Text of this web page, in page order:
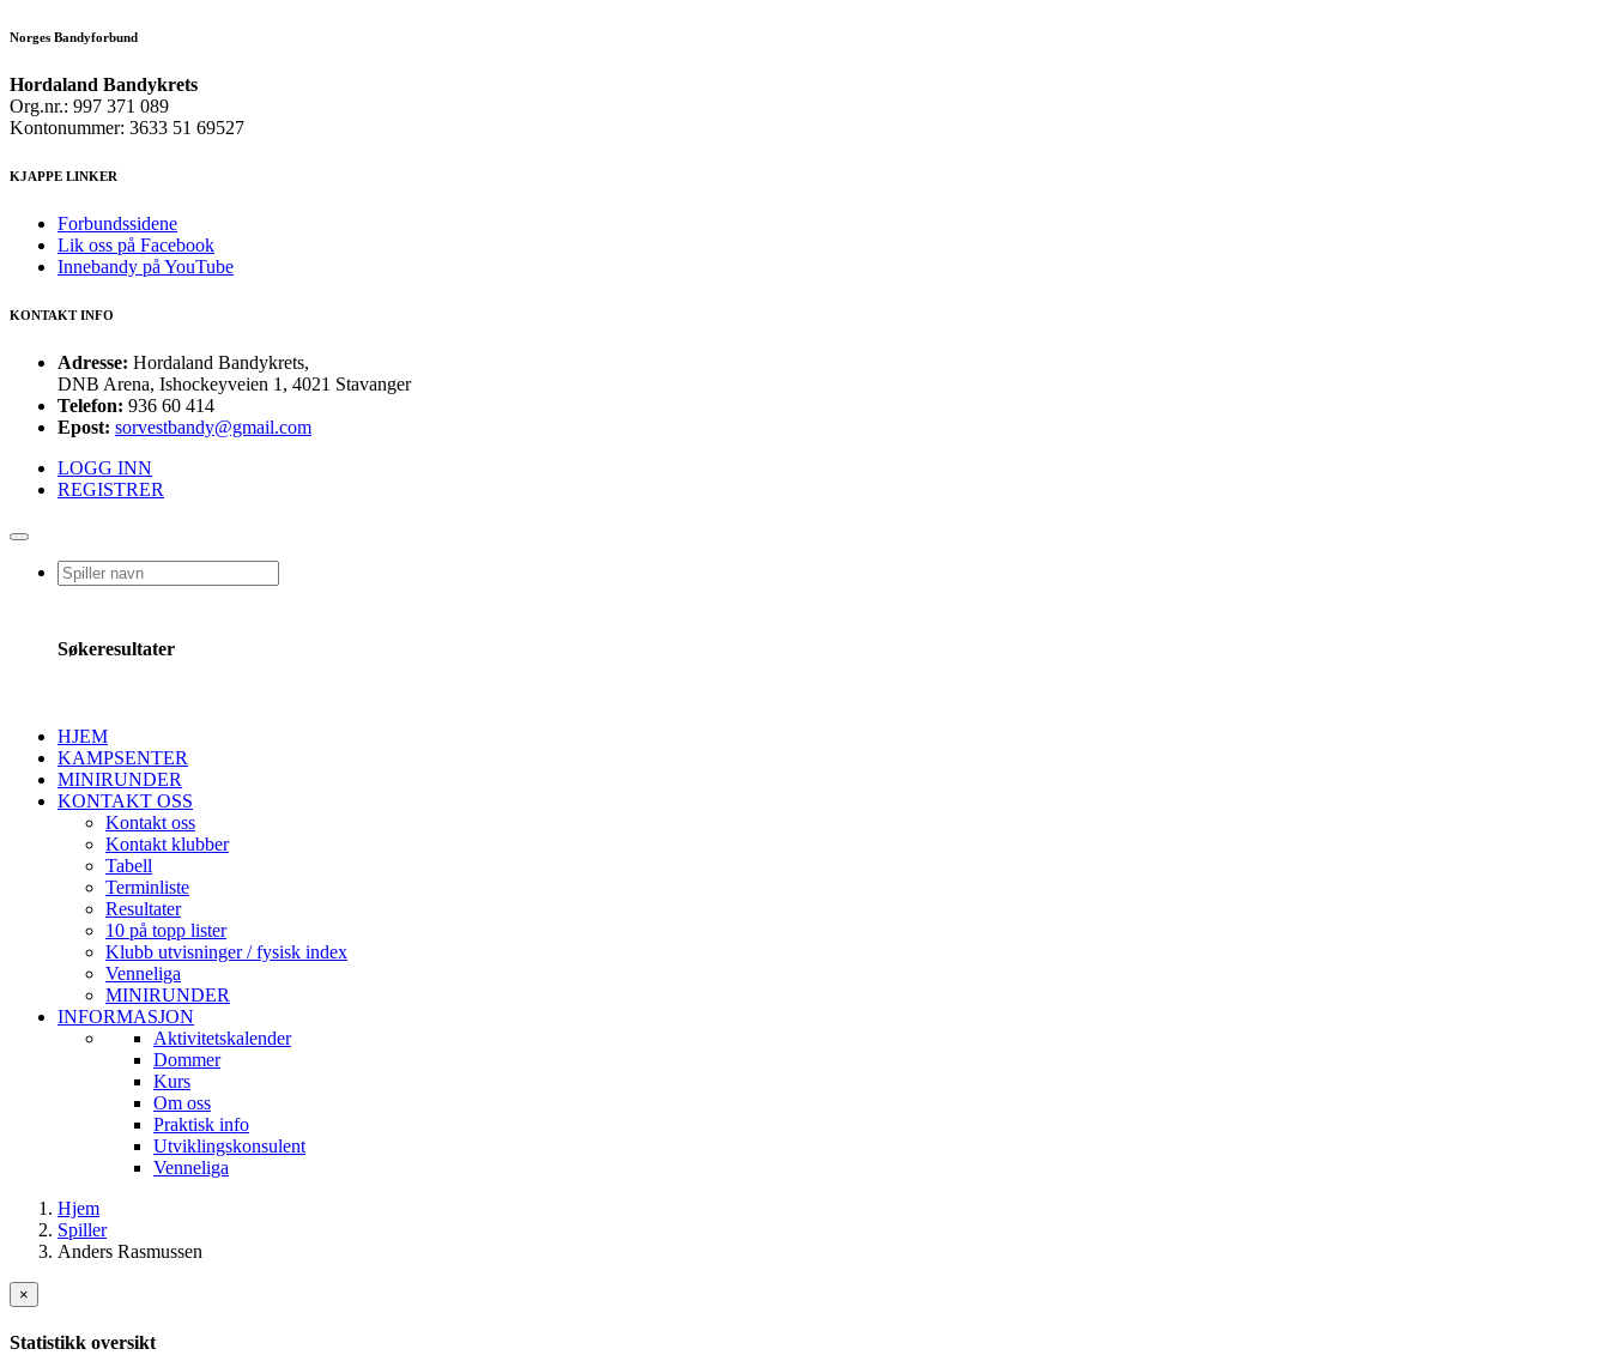
Norges Bandyforbund
Hordaland Bandykrets
Org.nr.: 997 371 089
Kontonummer: 3633 51 69527
KJAPPE LINKER
Forbundssidene
Lik oss på Facebook
Innebandy på YouTube
KONTAKT INFO
Adresse: Hordaland Bandykrets,
DNB Arena, Ishockeyveien 1, 4021 Stavanger
Telefon: 936 60 414
Epost: sorvestbandy@gmail.com
LOGG INN
REGISTRER
Søkeresultater
HJEM
KAMPSENTER
MINIRUNDER
KONTAKT OSS
Kontakt oss
Kontakt klubber
Tabell
Terminliste
Resultater
10 på topp lister
Klubb utvisninger / fysisk index
Venneliga
MINIRUNDER
INFORMASJON
Aktivitetskalender
Dommer
Kurs
Om oss
Praktisk info
Utviklingskonsulent
Venneliga
Hjem
Spiller
Anders Rasmussen
×
Statistikk oversikt